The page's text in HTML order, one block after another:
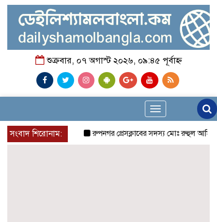
শুক্রবার, ০৭ অগাস্ট ২০২৬, ০৯:৪৫ পূর্বাহ্ন
Toggle
navigation
সংবাদ শিরোনাম:
রুপনগর প্রেসক্লাবের সদস্য মোঃ রুহুল আমিন এর